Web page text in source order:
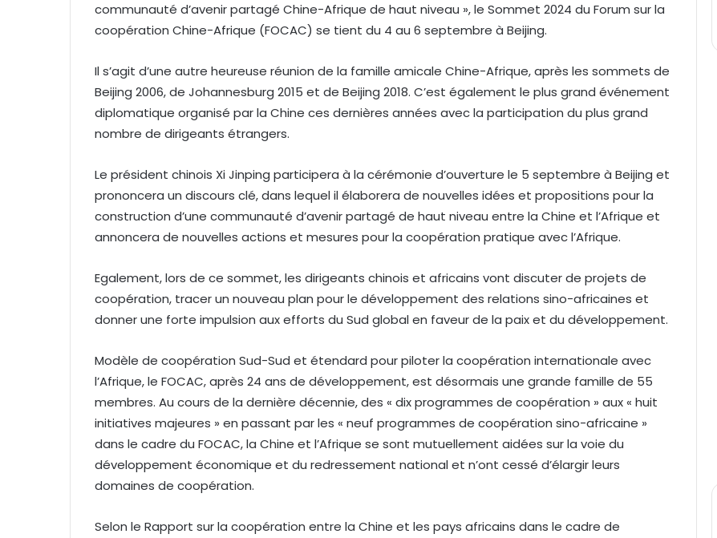
l
communauté d’avenir partagé Chine-Afrique de haut niveau », le Sommet 2024 du Forum sur la
coopération Chine-Afrique (FOCAC) se tient du 4 au 6 septembre à Beijing.
Il s’agit d’une autre heureuse réunion de la famille amicale Chine-Afrique, après les sommets de
Beijing 2006, de Johannesburg 2015 et de Beijing 2018. C’est également le plus grand événement
diplomatique organisé par la Chine ces dernières années avec la participation du plus grand
nombre de dirigeants étrangers.
Le président chinois Xi Jinping participera à la cérémonie d’ouverture le 5 septembre à Beijing et
prononcera un discours clé, dans lequel il élaborera de nouvelles idées et propositions pour la
construction d’une communauté d’avenir partagé de haut niveau entre la Chine et l’Afrique et
annoncera de nouvelles actions et mesures pour la coopération pratique avec l’Afrique.
Egalement, lors de ce sommet, les dirigeants chinois et africains vont discuter de projets de
coopération, tracer un nouveau plan pour le développement des relations sino-africaines et
donner une forte impulsion aux efforts du Sud global en faveur de la paix et du développement.
Modèle de coopération Sud-Sud et étendard pour piloter la coopération internationale avec
l’Afrique, le FOCAC, après 24 ans de développement, est désormais une grande famille de 55
membres. Au cours de la dernière décennie, des « dix programmes de coopération » aux « huit
initiatives majeures » en passant par les « neuf programmes de coopération sino-africaine »
dans le cadre du FOCAC, la Chine et l’Afrique se sont mutuellement aidées sur la voie du
développement économique et du redressement national et n’ont cessé d’élargir leurs
domaines de coopération.
Selon le Rapport sur la coopération entre la Chine et les pays africains dans le cadre de